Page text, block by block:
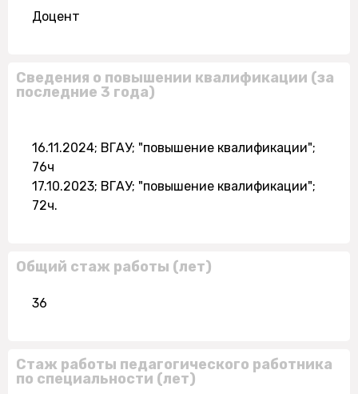
Доцент
Сведения о повышении квалификации (за
последние 3 года)
16.11.2024; ВГАУ; "повышение квалификации";
76ч
17.10.2023; ВГАУ; "повышение квалификации";
72ч.
Общий стаж работы (лет)
36
Стаж работы педагогического работника
по специальности (лет)